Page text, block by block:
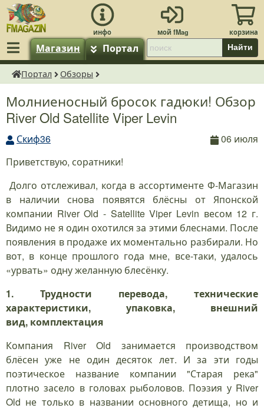
Магазин Портал Найти
fMagazin.ru
Портал Обзоры
Молниеносный бросок гадюки! Обзор
River Old Satellite Viper Levin
Скиф36
06 июля
Приветствую, соратники!
Долго отслеживал, когда в ассортименте Ф-Магазин
в наличии снова появятся блёсны от Японской
компании River Old - Satellite Viper Levin весом 12 г.
Видимо не я один охотился за этими блеснами. После
появления в продаже их моментально разбирали. Но
вот, в конце прошлого года мне, все-таки, удалось
«урвать» одну желанную блесёнку.
1. Трудности перевода, технические
характеристики, упаковка, внешний
вид, комплектация
Компания River Old занимается производством
блёсен уже не один десяток лет. И за эти годы
поэтическое название компании "Старая река"
плотно засело в головах рыболовов. Поэзия у River
Old не только в названии основного детища, но и